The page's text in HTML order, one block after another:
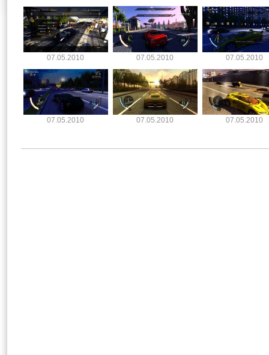
07.05.2010 07.05.2010 07.05.2010
07.05.2010 07.05.2010 07.05.2010